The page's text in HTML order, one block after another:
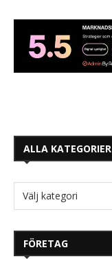
ALLA KATEGORIER
FÖRETAG